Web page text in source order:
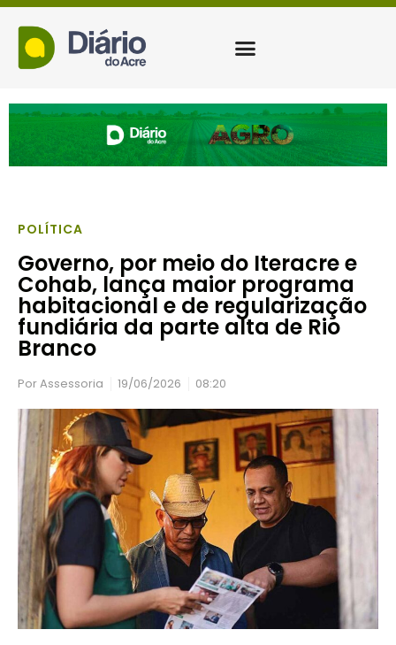
POLÍTICA
Governo, por meio do Iteracre e
Cohab, lança maior programa
habitacional e de regularização
fundiária da parte alta de Rio
Branco
PorAssessoria 19/06/2026 08:20